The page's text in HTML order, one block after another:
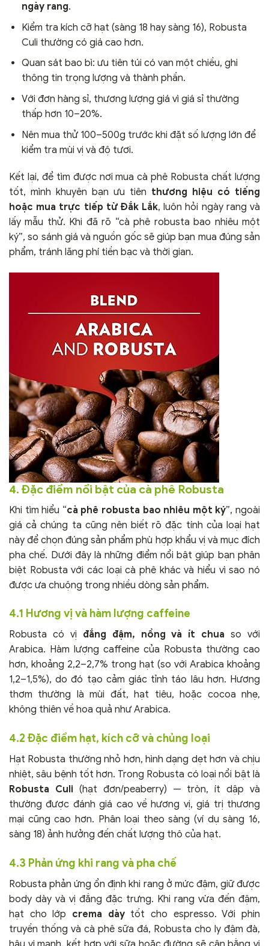
ngày rang.
Kiểm tra kích cỡ hạt (sàng 18 hay sàng 16), Robusta
Culi thường có giá cao hơn.
Quan sát bao bì: ưu tiên túi có van một chiều, ghi
thông tin trọng lượng và thành phần.
Với đơn hàng sỉ, thương lượng giá vì giá sỉ thường
thấp hơn 10–20%.
Nên mua thử 100–500g trước khi đặt số lượng lớn để
kiểm tra mùi vị và độ tươi.
Kết lại, để tìm được nơi mua cà phê Robusta chất lượng
tốt, mình khuyên bạn ưu tiên thương hiệu có tiếng
hoặc mua trực tiếp từ Đắk Lắk, luôn hỏi ngày rang và
lấy mẫu thử. Khi đã rõ “cà phê robusta bao nhiêu một
ký”, so sánh giá và nguồn gốc sẽ giúp bạn mua đúng sản
phẩm, tránh lãng phí tiền bạc và thời gian.
4. Đặc điểm nổi bật của cà phê Robusta
Khi tìm hiểu “cà phê robusta bao nhiêu một ký”, ngoài
giá cả chúng ta cũng nên biết rõ đặc tính của loại hạt
này để chọn đúng sản phẩm phù hợp khẩu vị và mục đích
pha chế. Dưới đây là những điểm nổi bật giúp bạn phân
biệt Robusta với các loại cà phê khác và hiểu vì sao nó
được ưa chuộng trong nhiều dòng sản phẩm.
4.1 Hương vị và hàm lượng caffeine
Robusta có vị đắng đậm, nồng và ít chua so với
Arabica. Hàm lượng caffeine của Robusta thường cao
hơn, khoảng 2,2–2,7% trong hạt (so với Arabica khoảng
1,2–1,5%), do đó tạo cảm giác tỉnh táo lâu hơn. Hương
thơm thường là mùi đất, hạt tiêu, hoặc cocoa nhẹ,
không thiên về hoa quả như Arabica.
4.2 Đặc điểm hạt, kích cỡ và chủng loại
Hạt Robusta thường nhỏ hơn, hình dạng dẹt hơn và chịu
nhiệt, sâu bệnh tốt hơn. Trong Robusta có loại nổi bật là
Robusta Culi (hạt đơn/peaberry) — tròn, ít dập và
thường được đánh giá cao về hương vị, giá trị thương
mại cũng cao hơn. Phân loại theo sàng (ví dụ sàng 16,
sàng 18) ảnh hưởng đến chất lượng thô của hạt.
4.3 Phản ứng khi rang và pha chế
Robusta phản ứng ổn định khi rang ở mức đậm, giữ được
body dày và vị đắng đặc trưng. Khi rang vừa đến đậm,
hạt cho lớp crema dàytốt cho espresso. Với phin
truyền thống và cà phê sữa đá, Robusta cho ly đậm đà,